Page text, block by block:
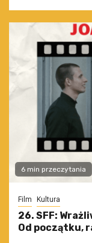
6 min przeczytania
Film Kultura
26. SFF:
Od początku,